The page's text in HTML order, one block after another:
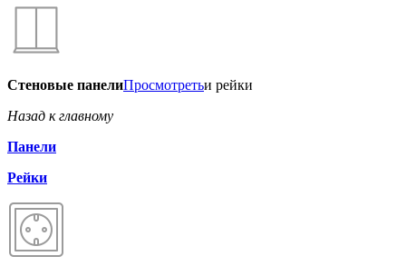
Стеновые панелиПросмотретьи рейки
Назад к главному
Панели
Рейки